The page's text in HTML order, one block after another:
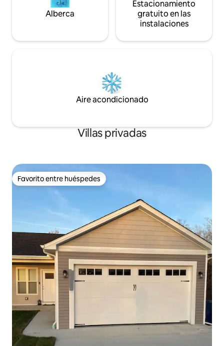
Alberca
Estacionamiento
gratuito en las
instalaciones
Aire acondicionado
Villas privadas
Favorito entre huéspedes
Favorito entre huéspedes